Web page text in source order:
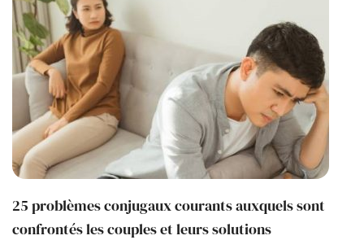
25 problèmes conjugaux courants auxquels sont
confrontés les couples et leurs solutions